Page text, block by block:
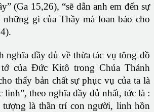
(Ga 15,26), “sẽ dẫn anh em đến sự
những gì của Thầy mà loan báo cho
nghĩa đầy đủ về thừa tác vụ tông đồ
của Đức Kitô trong Chúa Thánh
thấy bản chất sự phục vụ của ta là
linh”, theo nghĩa đầy đủ nhất, tức là :
là thần trí con người, linh hồn